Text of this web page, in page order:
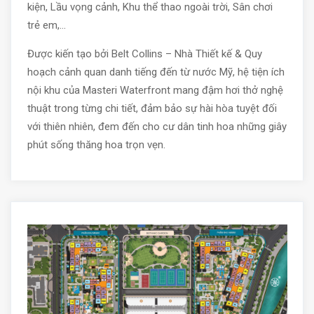
kiện, Lầu vọng cảnh, Khu thể thao ngoài trời, Sân chơi
trẻ em,…
Được kiến tạo bởi Belt Collins – Nhà Thiết kế & Quy
hoạch cảnh quan danh tiếng đến từ nước Mỹ, hệ tiện ích
nội khu của Masteri Waterfront mang đậm hơi thở nghệ
thuật trong từng chi tiết, đảm bảo sự hài hòa tuyệt đối
với thiên nhiên, đem đến cho cư dân tinh hoa những giây
phút sống thăng hoa trọn vẹn.